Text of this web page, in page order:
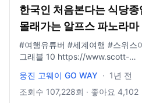
한국인 처음본다는 식당
몰래가는 알프스 파노라
#여행유튜버 #세계여행 #스위스여행 🚲자전거 스캇
그래블 10 https://www.scott-
너 캡
https://
웅진 고웨이 GO WAY · 1년 전
조회수 107,228회 · 좋아요 4,102